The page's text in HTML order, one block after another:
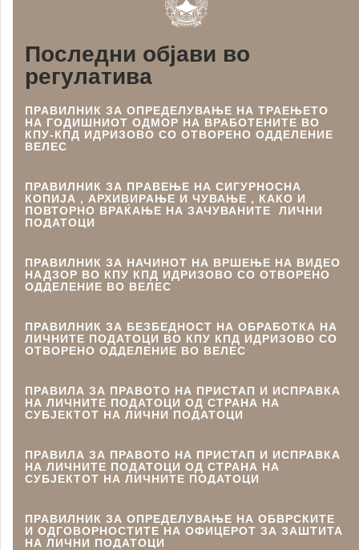
Последни објави во
регулатива
ПРАВИЛНИК ЗА ОПРЕДЕЛУВАЊЕ НА ТРАЕЊЕТО
НА ГОДИШНИОТ ОДМОР НА ВРАБОТЕНИТЕ ВО
КПУ-КПД ИДРИЗОВО СО ОТВОРЕНО ОДДЕЛЕНИЕ
ВЕЛЕС
ПРАВИЛНИК ЗА ПРAВЕЊЕ НА СИГУРНОСНА
КОПИЈА , АРХИВИРАЊЕ И ЧУВАЊЕ , КАКО И
ПОВТОРНО ВРАЌАЊЕ НА ЗАЧУВАНИТЕ ЛИЧНИ
ПОДАТОЦИ
ПРАВИЛНИК ЗА НАЧИНОТ НА ВРШЕЊЕ НА ВИДЕО
НАДЗОР ВО КПУ КПД ИДРИЗОВО СО ОТВОРЕНО
ОДДЕЛЕНИЕ ВО ВЕЛЕС
ПРАВИЛНИК ЗА БЕЗБЕДНОСТ НА ОБРАБОТКА НА
ЛИЧНИТЕ ПОДАТОЦИ ВО КПУ КПД ИДРИЗОВО СО
ОТВОРЕНО ОДДЕЛЕНИЕ ВО ВЕЛЕС
ПРАВИЛА ЗА ПРАВОТО НА ПРИСТАП И ИСПРАВКА
НА ЛИЧНИТЕ ПОДАТОЦИ ОД СТРАНА НА
СУБЈЕКТОТ НА ЛИЧНИ ПОДАТОЦИ
ПРАВИЛА ЗА ПРАВОТО НА ПРИСТАП И ИСПРАВКА
НА ЛИЧНИТЕ ПОДАТОЦИ ОД СТРАНА НА
СУБЈЕКТОТ НА ЛИЧНИТЕ ПОДАТОЦИ
ПРАВИЛНИК ЗА ОПРЕДЕЛУВАЊЕ НА ОБВРСКИТЕ
И ОДГОВОРНОСТИТЕ НА ОФИЦЕРОТ ЗА ЗАШТИТА
НА ЛИЧНИ ПОДАТОЦИ